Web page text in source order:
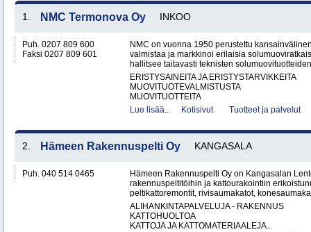
1. NMC Termonova Oy INKOO
Puh. 0207 809 600
Faksi 0207 809 601
NMC on vuonna 1950 perustettu
valmistaa ja markkinoi erilaisia
hallitsee taitavasti teknisten
ERISTYSAINEITA JA ERISTYSTARVIKKEITA
MUOVITUOTEVALMISTUSTA
MUOVITUOTTEITA
Lue lisää..
Kotisivut Tuotteet ja palvelut
2. Hämeen Rakennuspelti Oy KANGASALA
Puh. 040 514 0465
Hämeen Rakennuspelti Oy on Kangasalan
rakennuspeltitöihin ja kattourakointiin
peltikattoremontit, rivisaumakatot,
ALIHANKINTAPALVELUJA - RAKENNUS
KATTOHUOLTOA
KATTOJA JA KATTOMATERIAALEJA..